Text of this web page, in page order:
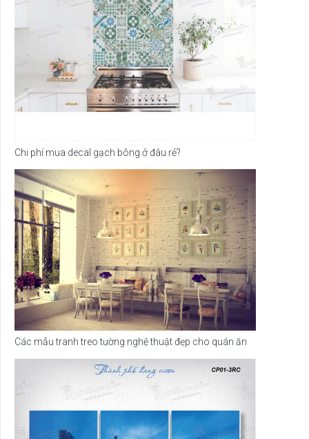
Chi phí mua decal gạch bông ở đâu rẻ?
Các mẫu tranh treo tường nghệ thuật đẹp cho quán ăn